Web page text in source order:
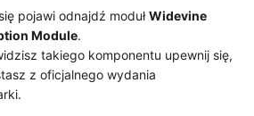
pojawi odnajdź moduł Widevine
Module.
takiego komponentu upewnij się,
z oficjalnego wydania